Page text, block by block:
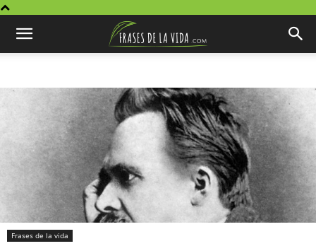
Frases de la vida